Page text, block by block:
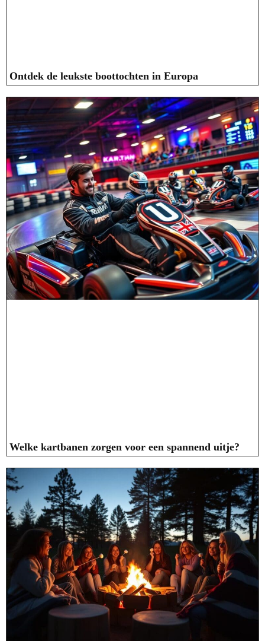
Ontdek de leukste boottochten in Europa
Welke kartbanen zorgen voor een spannend uitje?